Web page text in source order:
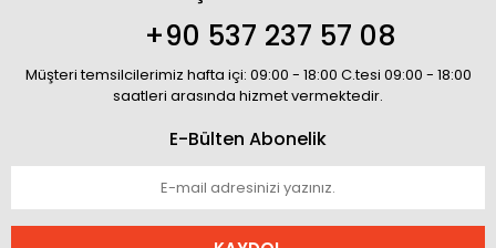
+90 537 237 57 08
Müşteri temsilcilerimiz hafta içi: 09:00 - 18:00 C.tesi 09:00 - 18:00
saatleri arasında hizmet vermektedir.
E-Bülten Abonelik